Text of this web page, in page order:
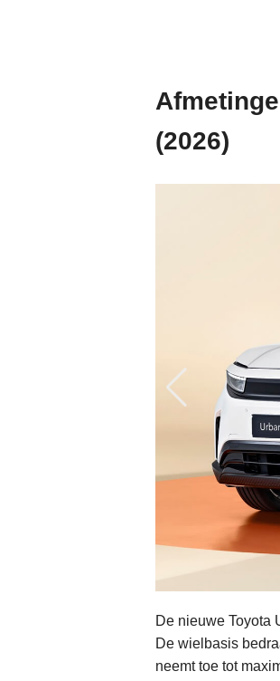
(2026)
De nieuwe Toyota
De wielbasis
neemt toe tot